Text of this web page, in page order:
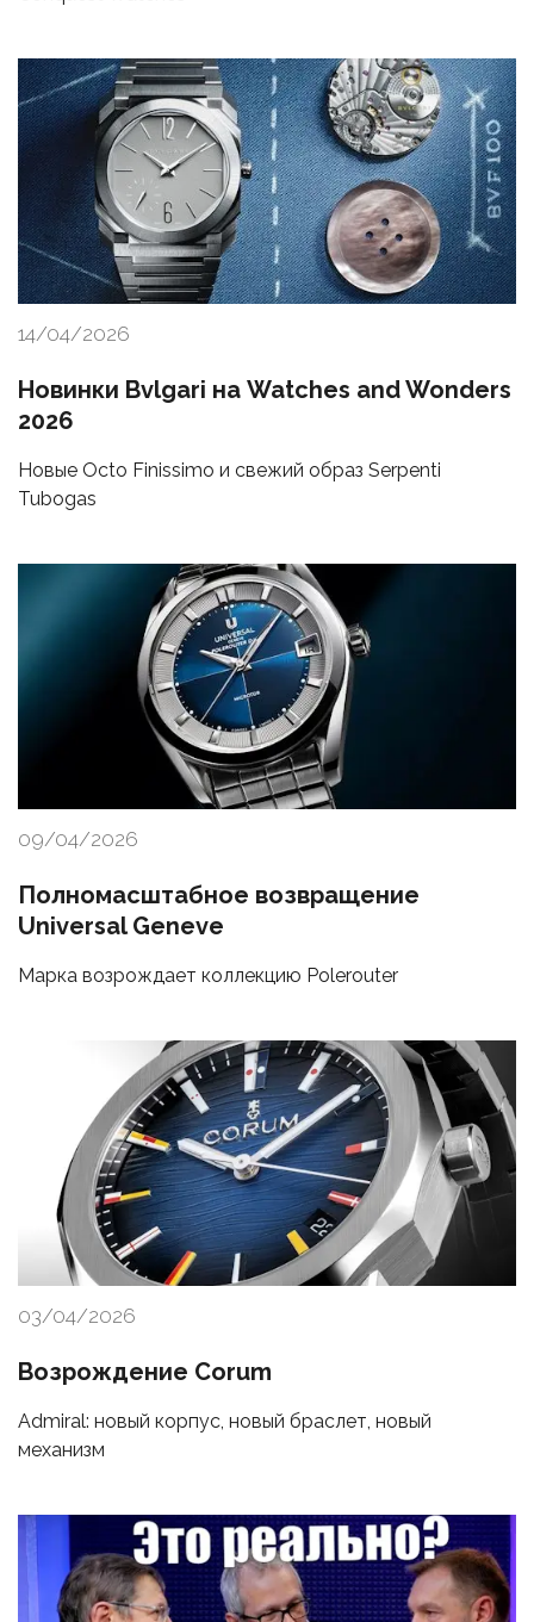
14/04/2026
Новинки Bvlgari на Watches and Wonders
2026
Новые Octo Finissimo и свежий образ Serpenti
Tubogas
09/04/2026
Полномасштабное возвращение
Universal Geneve
Марка возрождает коллекцию Polerouter
03/04/2026
Возрождение Corum
Admiral: новый корпус, новый браслет, новый
механизм